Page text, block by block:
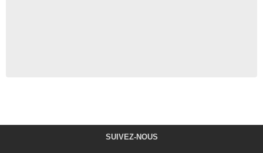
SUIVEZ-NOUS